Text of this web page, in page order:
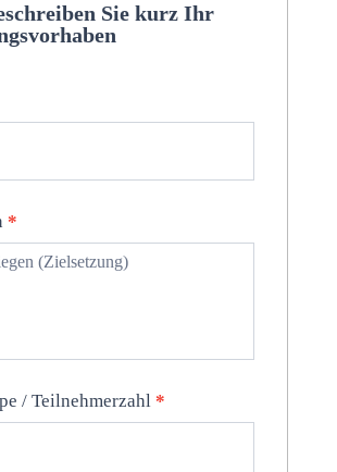
Sie kurz Ihr
*
/ Teilnehmerzahl *